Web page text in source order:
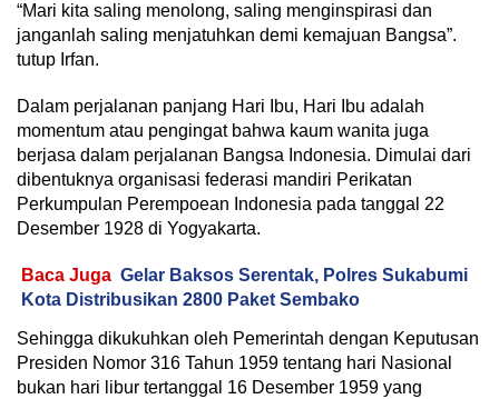
“Mari kita saling menolong, saling menginspirasi dan
janganlah saling menjatuhkan demi kemajuan Bangsa”.
tutup Irfan.
Dalam perjalanan panjang Hari Ibu, Hari Ibu adalah
momentum atau pengingat bahwa kaum wanita juga
berjasa dalam perjalanan Bangsa Indonesia. Dimulai dari
dibentuknya organisasi federasi mandiri Perikatan
Perkumpulan Perempoean Indonesia pada tanggal 22
Desember 1928 di Yogyakarta.
Baca Juga Gelar Baksos Serentak, Polres Sukabumi
Kota Distribusikan 2800 Paket Sembako
Sehingga dikukuhkan oleh Pemerintah dengan Keputusan
Presiden Nomor 316 Tahun 1959 tentang hari Nasional
bukan hari libur tertanggal 16 Desember 1959 yang